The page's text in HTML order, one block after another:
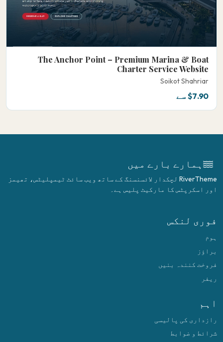
The Anchor Point – Premium Marina & Boat
Charter Service Website
Soikot Shahriar
$7.90 سے
ہمارے بارے میں
RiverTheme لچکدار لائسنسنگ کے ساتھ ویب سائٹ ٹیمپلیٹس، تھیمز
اور اسکرپٹس کا مارکیٹ پلیس ہے۔
فوری لنکس
ہوم
براؤز
فروخت کنندہ بنیں
ریفر
اہم
رازداری کی پالیسی
شرائط و ضوابط